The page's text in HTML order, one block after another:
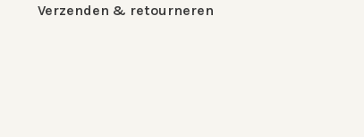
Verzenden & retourneren